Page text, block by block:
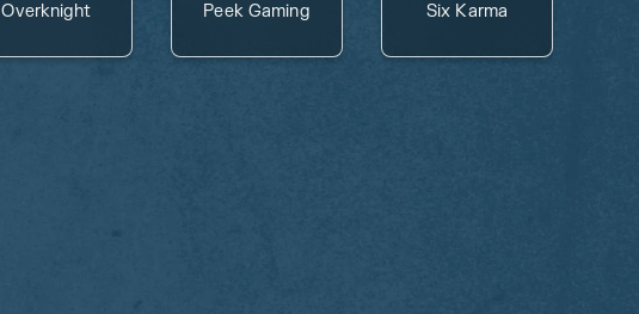
Overknight Peek Gaming Six Karma